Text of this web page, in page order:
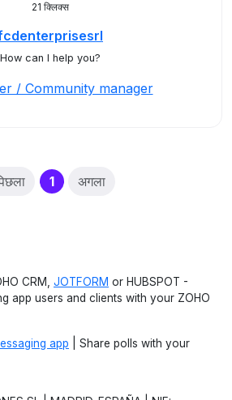
21 क्लिक्स
How can I help you?
/ Community manager
1(current)
अगला
CRM, JOTFORM or HUBSPOT -
app users and clients with your ZOHO
app | Share polls with your